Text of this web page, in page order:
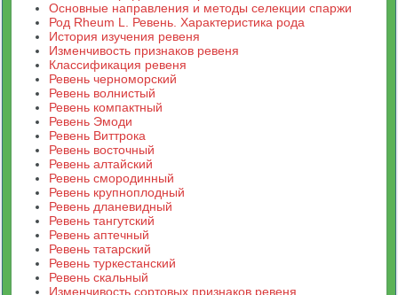
Основные направления и методы селекции спаржи
Род Rheum L. Ревень. Характеристика рода
История изучения ревеня
Изменчивость признаков ревеня
Классификация ревеня
Ревень черноморский
Ревень волнистый
Ревень компактный
Ревень Эмоди
Ревень Виттрока
Ревень восточный
Ревень алтайский
Ревень смородинный
Ревень крупноплодный
Ревень дланевидный
Ревень тангутский
Ревень аптечный
Ревень татарский
Ревень туркестанский
Ревень скальный
Изменчивость сортовых признаков ревеня